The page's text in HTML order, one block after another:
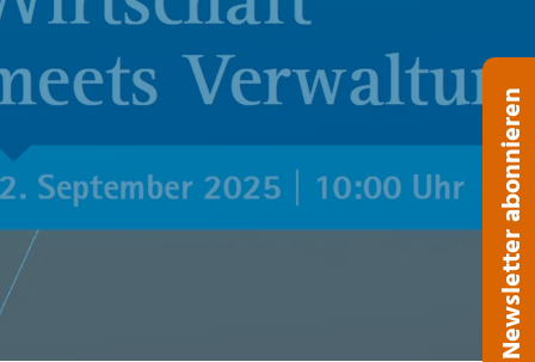
Newsletter abonnieren